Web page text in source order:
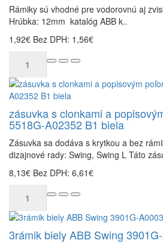
Rámiky sú vhodné pre vodorovnú aj
Hrúbka: 12mm katalóg ABB k..
1,92€ Bez DPH: 1,56€
zásuvka s clonkami a
5518G-A02352 B1 biela
Zásuvka sa dodáva s krytkou a bez
dizajnové rady: Swing, Swing L Táto
8,13€ Bez DPH: 6,61€
3rámik biely ABB Swing